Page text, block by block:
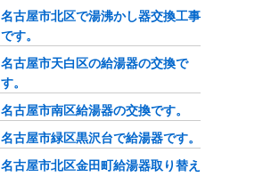
名古屋市北区で湯沸かし器交換工事
です。
名古屋市天白区の給湯器の交換で
す。
名古屋市南区給湯器の交換です。
名古屋市緑区黒沢台で給湯器です。
名古屋市北区金田町給湯器取り替え